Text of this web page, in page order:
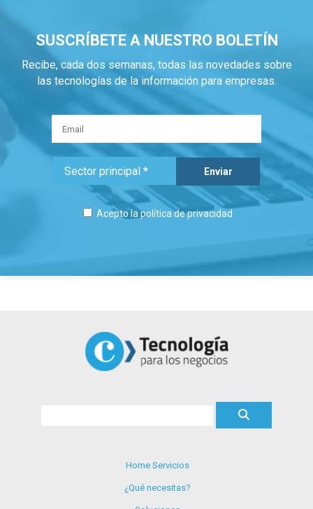
SUSCRÍBETE A NUESTRO BOLETÍN
Recibe, cada dos semanas, todas las novedades sobre
las tecnologías de la información para empresas.
Acepto lapolítica de privacidad
Home Servicios
¿Qué necesitas?